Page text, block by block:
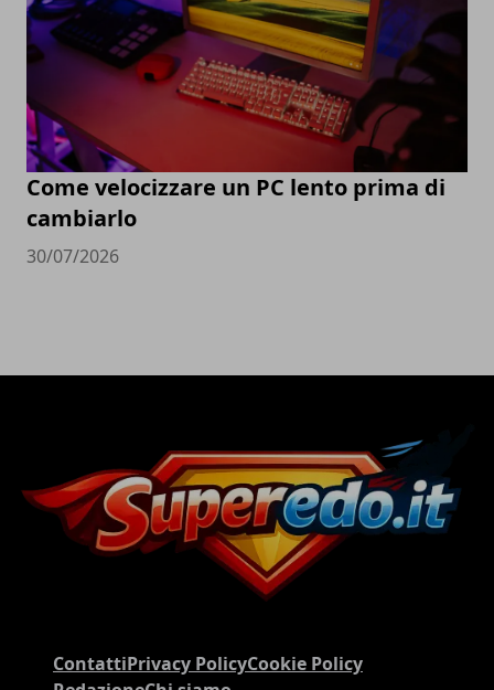
Come velocizzare un PC lento prima di
cambiarlo
30/07/2026
ContattiPrivacy PolicyCookie Policy